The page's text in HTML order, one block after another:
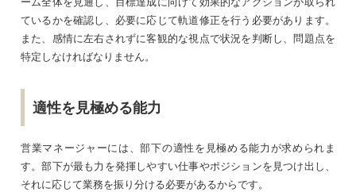
ているかを確認し、必要に応じて軌道修正を行う必要があります。
また、感情に左右されずに客観的な視点で状況を判断し、問題点を
特定しなければなりません。
適性を見極める能力
営業マネージャーには、部下の適性を見極める能力が求められま
す。部下が最も力を発揮しやすい仕事やポジションを見つけ出し、
それに応じて業務を振り分ける必要があるからです。